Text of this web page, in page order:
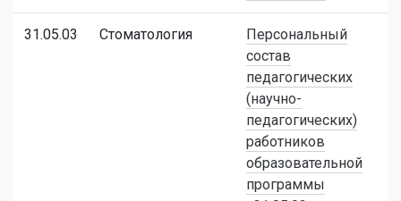
31.05.03 Стоматология
Персональный
состав
педагогических
(научно-
педагогических)
работников
образовательной
программы